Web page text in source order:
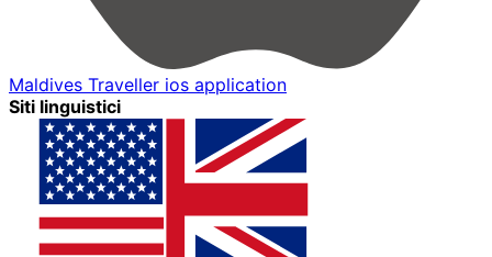
Maldives Traveller ios application
Siti linguistici